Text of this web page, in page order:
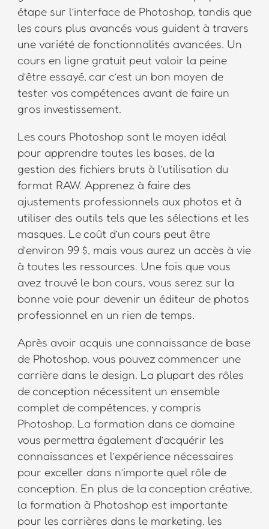
étape sur l’interface de Photoshop, tandis que
les cours plus avancés vous guident à travers
une variété de fonctionnalités avancées. Un
cours en ligne gratuit peut valoir la peine
d’être essayé, car c’est un bon moyen de
tester vos compétences avant de faire un
gros investissement.
Les cours Photoshop sont le moyen idéal
pour apprendre toutes les bases, de la
gestion des fichiers bruts à l’utilisation du
format RAW. Apprenez à faire des
ajustements professionnels aux photos et à
utiliser des outils tels que les sélections et les
masques. Le coût d’un cours peut être
d’environ 99 $, mais vous aurez un accès à vie
à toutes les ressources. Une fois que vous
avez trouvé le bon cours, vous serez sur la
bonne voie pour devenir un éditeur de photos
professionnel en un rien de temps.
Après avoir acquis une connaissance de base
de Photoshop, vous pouvez commencer une
carrière dans le design. La plupart des rôles
de conception nécessitent un ensemble
complet de compétences, y compris
Photoshop. La formation dans ce domaine
vous permettra également d’acquérir les
connaissances et l’expérience nécessaires
pour exceller dans n’importe quel rôle de
conception. En plus de la conception créative,
la formation à Photoshop est importante
pour les carrières dans le marketing, les